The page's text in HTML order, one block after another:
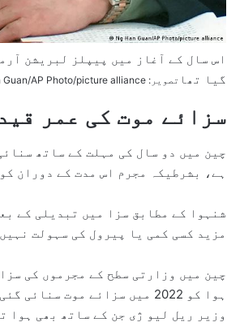
اس سال کے آغاز میں پیپلز لبریشن
گیا تھا تصویر: Ng Han Guan/AP Photo/picture alliance
سزائے موت کی عمر
چین میں دو سال کی مہلت کے ساتھ
ہے، بشرطیکہ مجرم اس مدت کے دوران
شنہوا کے مطابق سزا میں تبدیلی کے
مزید کسی کمی یا پیرول کی سہولت
چین میں وزارتی سطح کے مجرموں کی
ہوا کو 2022 میں سزائے موت
وزیر ریل لیو ژی جن کے ساتھ بھی ہوا تھا، جنہیں 2013 میں مجرم